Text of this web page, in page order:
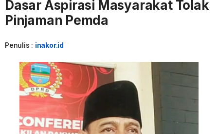
Dasar Aspirasi Masyarakat Tolak
Pinjaman Pemda
Penulis : inakor.id